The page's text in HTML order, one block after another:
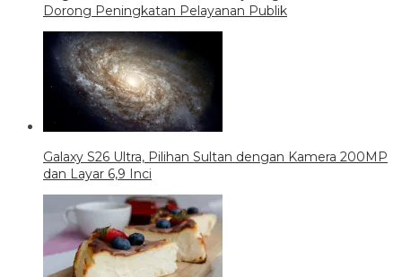
Dorong Peningkatan Pelayanan Publik
Galaxy S26 Ultra, Pilihan Sultan dengan Kamera 200MP
dan Layar 6,9 Inci